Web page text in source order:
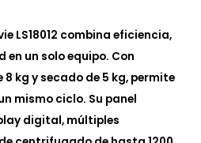
LS18012 combina eficiencia,
un solo equipo. Con
kg y secado de 5 kg, permite
mismo ciclo. Su panel
digital, múltiples